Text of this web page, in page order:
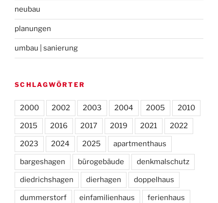
neubau
planungen
umbau | sanierung
SCHLAGWÖRTER
2000 2002 2003 2004 2005 2010
2015 2016 2017 2019 2021 2022
2023 2024 2025 apartmenthaus
bargeshagen bürogebäude denkmalschutz
diedrichshagen dierhagen doppelhaus
dummerstorf einfamilienhaus ferienhaus